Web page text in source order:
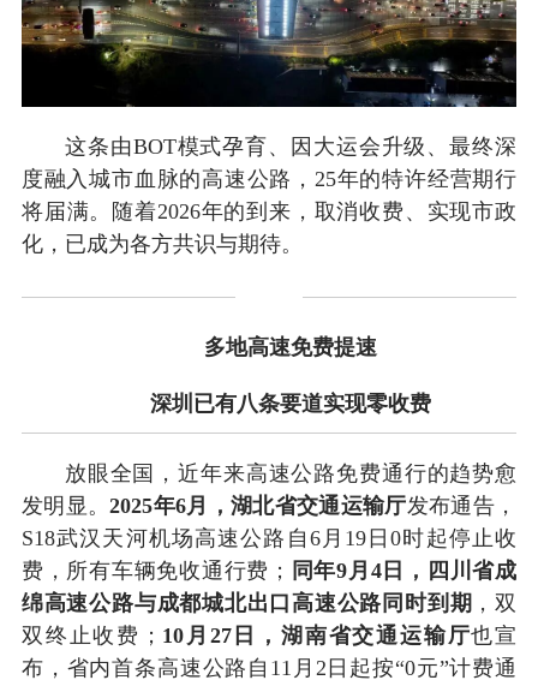
这条由BOT模式孕育、因大运会升级、最终深
度融入城市血脉的高速公路，25年的特许经营期行
将届满。随着2026年的到来，取消收费、实现市政
化，已成为各方共识与期待。
多地高速免费提速
深圳已有八条要道实现零收费
放眼全国，近年来高速公路免费通行的趋势愈
发明显。2025年6月，湖北省交通运输厅发布通告，
S18武汉天河机场高速公路自6月19日0时起停止收
费，所有车辆免收通行费； 同年9月4日，四川省成
绵高速公路与成都城北出口高速公路同时到期 ，双
双终止收费； 10月27日，湖南省交通运输厅也宣
布，省内首条高速公路自11月2日起按“0元”计费通